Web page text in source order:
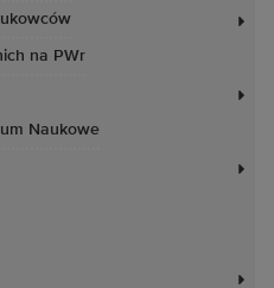
na PWr
Naukowe